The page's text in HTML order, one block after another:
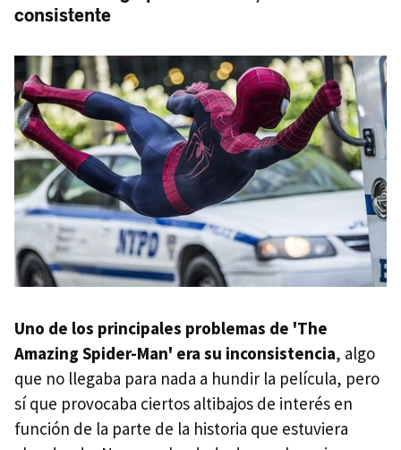
consistente
Uno de los principales problemas de 'The
Amazing Spider-Man' era su inconsistencia, algo
que no llegaba para nada a hundir la película, pero
sí que provocaba ciertos altibajos de interés en
función de la parte de la historia que estuviera